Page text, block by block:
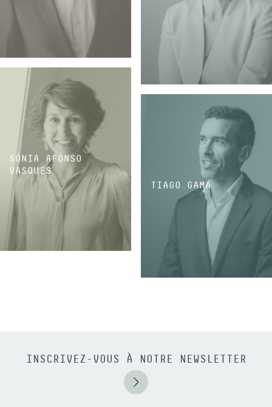
ASSOCIÉ
ASSOCIÉE
SÓNIA AFONSO
VASQUES
ASSOCIÉE
TIAGO GAMA
ASSOCIÉ
INSCRIVEZ-VOUS À NOTRE NEWSLETTER